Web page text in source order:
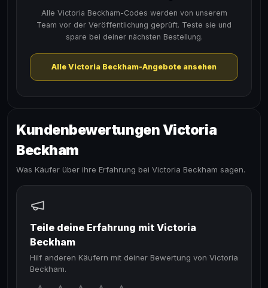
Alle Victoria Beckham-Codes werden von unserem
Team vor der Veröffentlichung geprüft. Teste sie und
spare bei deiner nächsten Bestellung.
Alle Victoria Beckham-Angebote ansehen
Kundenbewertungen Victoria
Beckham
Was Käufer über ihre Erfahrung bei Victoria Beckham sagen.
Teile deine Erfahrung mit Victoria
Beckham
Hilf anderen Käufern mit deiner Bewertung von Victoria
Beckham.